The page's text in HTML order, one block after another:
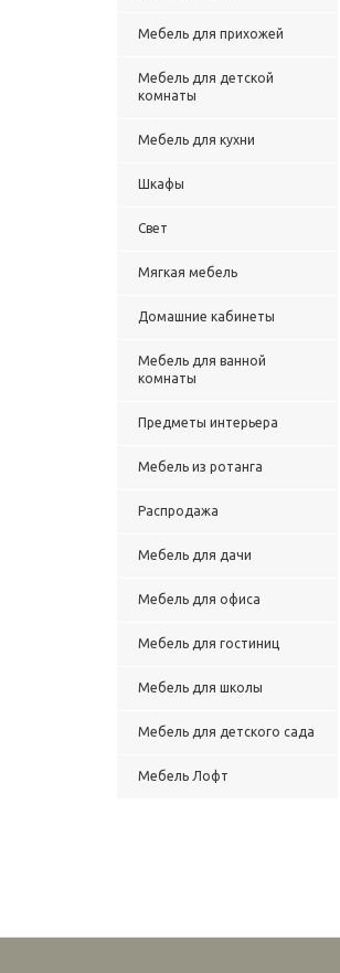
Мебель для прихожей
Мебель для детской
комнаты
Мебель для кухни
Шкафы
Свет
Мягкая мебель
Домашние кабинеты
Мебель для ванной
комнаты
Предметы интерьера
Мебель из ротанга
Распродажа
Мебель для дачи
Мебель для офиса
Мебель для гостиниц
Мебель для школы
Мебель для детского сада
Мебель Лофт